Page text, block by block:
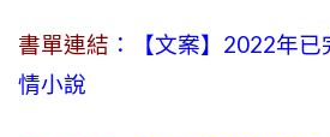
書單連結 ：【文案】2022年
情小說